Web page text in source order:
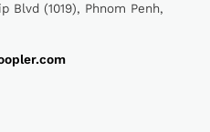
Blvd (1019), Phnom Penh,